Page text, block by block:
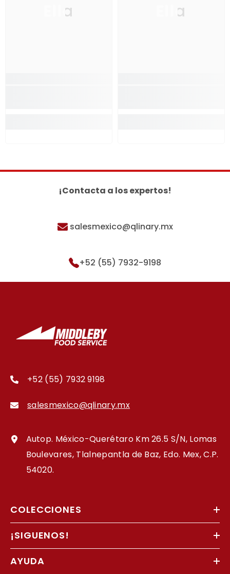
Ella Ella
¡Contacta a los expertos!
salesmexico@qlinary.mx
+52 (55) 7932-9198
+52 (55) 7932 9198
salesmexico@qlinary.mx
Autop. México-Querétaro Km 26.5 S/N, Lomas
Boulevares, Tlalnepantla de Baz, Edo. Mex, C.P.
54020.
COLECCIONES
¡SIGUENOS!
AYUDA